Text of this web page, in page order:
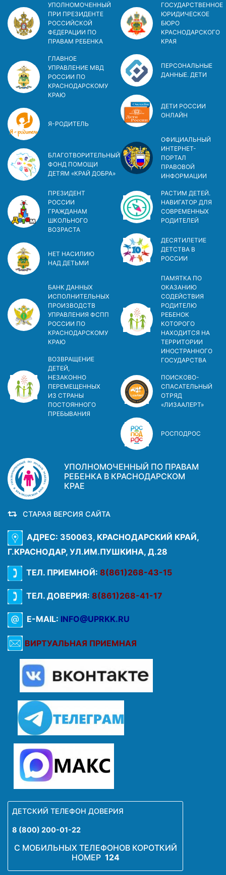
УПОЛНОМОЧЕННЫЙ
ПРИ ПРЕЗИДЕНТЕ
РОССИЙСКОЙ
ФЕДЕРАЦИИ ПО
ПРАВАМ РЕБЕНКА
ГЛАВНОЕ
УПРАВЛЕНИЕ МВД
РОССИИ ПО
КРАСНОДАРСКОМУ
КРАЮ
Я-РОДИТЕЛЬ
БЛАГОТВОРИТЕЛЬНЫЙ
ФОНД ПОМОЩИ
ДЕТЯМ «КРАЙ ДОБРА»
ПРЕЗИДЕНТ
РОССИИ
ГРАЖДАНАМ
ШКОЛЬНОГО
ВОЗРАСТА
НЕТ НАСИЛИЮ
НАД ДЕТЬМИ
БАНК ДАННЫХ
ИСПОЛНИТЕЛЬНЫХ
ПРОИЗВОДСТВ
УПРАВЛЕНИЯ ФСПП
РОССИИ ПО
КРАСНОДАРСКОМУ
КРАЮ
ВОЗВРАЩЕНИЕ
ДЕТЕЙ,
НЕЗАКОННО
ПЕРЕМЕЩЕННЫХ
ИЗ СТРАНЫ
ПОСТОЯННОГО
ПРЕБЫВАНИЯ
ГОСУДАРСТВЕННОЕ
ЮРИДИЧЕСКОЕ
БЮРО
КРАСНОДАРСКОГО
КРАЯ
ПЕРСОНАЛЬНЫЕ
ДАННЫЕ. ДЕТИ
ДЕТИ РОССИИ
ОНЛАЙН
ОФИЦИАЛЬНЫЙ
ИНТЕРНЕТ-
ПОРТАЛ
ПРАВОВОЙ
ИНФОРМАЦИИ
РАСТИМ ДЕТЕЙ.
НАВИГАТОР ДЛЯ
СОВРЕМЕННЫХ
РОДИТЕЛЕЙ
ДЕСЯТИЛЕТИЕ
ДЕТСТВА В
РОСCИИ
ПАМЯТКА ПО
ОКАЗАНИЮ
СОДЕЙСТВИЯ
РОДИТЕЛЮ
РЕБЕНОК
КОТОРОГО
НАХОДИТСЯ НА
ТЕРРИТОРИИ
ИНОСТРАННОГО
ГОСУДАРСТВА
ПОИСКОВО-
СПАСАТЕЛЬНЫЙ
ОТРЯД
«ЛИЗААЛЕРТ»
РОСПОДРОС
УПОЛНОМОЧЕННЫЙ ПО ПРАВАМ
РЕБЕНКА В КРАСНОДАРСКОМ
КРАЕ
СТАРАЯ ВЕРСИЯ САЙТА
АДРЕС: 350063, КРАСНОДАРСКИЙ КРАЙ,
Г.КРАСНОДАР, УЛ.ИМ.ПУШКИНА, Д.28
ТЕЛ. ПРИЕМНОЙ: 8(861)268-43-15
ТЕЛ. ДОВЕРИЯ: 8(861)268-41-17
E-MAIL: INFO@UPRKK.RU
ВИРТУАЛЬНАЯ ПРИЕМНАЯ
ДЕТСКИЙ ТЕЛЕФОН ДОВЕРИЯ
8 (800) 200-01-22
С МОБИЛЬНЫХ ТЕЛЕФОНОВ КОРОТКИЙ
НОМЕР 124